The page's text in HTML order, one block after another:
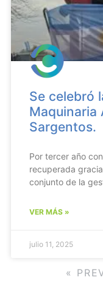
Se celebró
Maquinaria
Sargentos.
Por tercer año
recuperada
conjunto de la
VER MÁS »
julio 11, 2025
«